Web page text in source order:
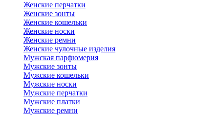
Женские перчатки
Женские зонты
Женские кошельки
Женские носки
Женские ремни
Женские чулочные изделия
Мужская парфюмерия
Мужские зонты
Мужские кошельки
Мужские носки
Мужские перчатки
Мужские платки
Мужские ремни